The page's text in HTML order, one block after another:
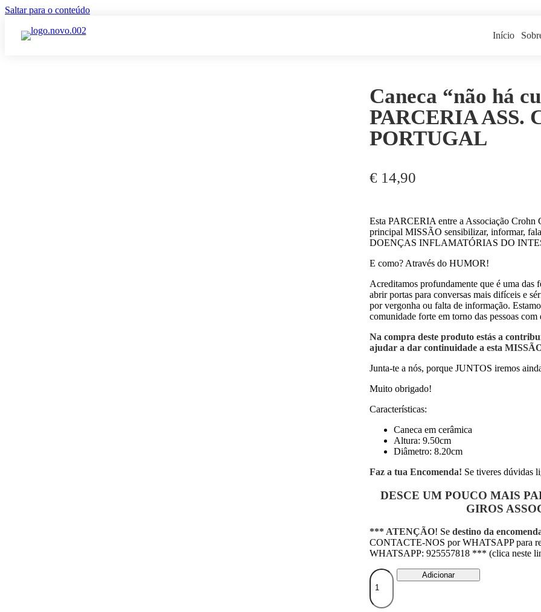
Saltar para o conteúdo
Início
Caneca “não há
PARCERIA ASS.
PORTUGAL
€ 14,90
Esta PARCERIA entre a Associação Crohn
principal MISSÃO sensibilizar, informar,
DOENÇAS INFLAMATÓRIAS DO
E como? Através do HUMOR!
Acreditamos profundamente que é uma das
abrir portas para conversas mais difíceis e
por vergonha ou falta de informação.
comunidade forte em torno das pessoas
Na compra deste produto estás a
ajudar a dar continuidade a esta
Junta-te a nós, porque JUNTOS iremos
Muito obrigado!
Características:
Caneca em cerâmica
Altura: 9.50cm
Diâmetro: 8.20cm
Faz a tua Encomenda! Se tiveres dúvidas
DESCE UM POUCO MAIS
GIROS
*** ATENÇÃO! Sedestino da
CONTACTE-NOS por WHATSAPP para
WHATSAPP: 925557818 *** (clica neste
Quantidade
de
Caneca
"não
Adicionar